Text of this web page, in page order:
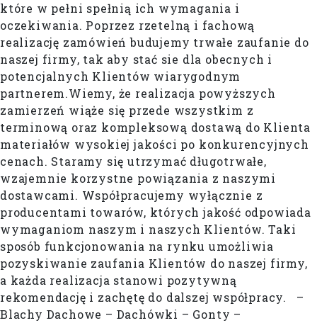
które w pełni spełnią ich wymagania i
oczekiwania. Poprzez rzetelną i fachową
realizację zamówień budujemy trwałe zaufanie do
naszej firmy, tak aby stać sie dla obecnych i
potencjalnych Klientów wiarygodnym
partnerem.Wiemy, że realizacja powyższych
zamierzeń wiąże się przede wszystkim z
terminową oraz kompleksową dostawą do Klienta
materiałów wysokiej jakości po konkurencyjnych
cenach. Staramy się utrzymać długotrwałe,
wzajemnie korzystne powiązania z naszymi
dostawcami. Współpracujemy wyłącznie z
producentami towarów, których jakość odpowiada
wymaganiom naszym i naszych Klientów. Taki
sposób funkcjonowania na rynku umożliwia
pozyskiwanie zaufania Klientów do naszej firmy,
a każda realizacja stanowi pozytywną
rekomendację i zachętę do dalszej współpracy. –
Blachy Dachowe – Dachówki – Gonty –